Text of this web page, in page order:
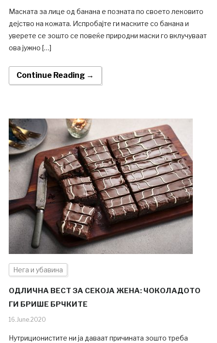
Маската за лице од банана е позната по своето лековито
дејство на кожата. Испробајте ги маските со банана и
уверете се зошто се повеќе природни маски го вклучуваат
ова јужно […]
Continue Reading →
Нега и убавина
ОДЛИЧНА ВЕСТ ЗА СЕКОЈА ЖЕНА: ЧОКОЛАДОТО
ГИ БРИШЕ БРЧКИТЕ
16.June.2020
Нутриционистите ни ја даваат причината зошто треба